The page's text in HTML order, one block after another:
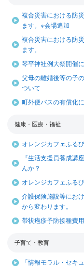
複合災害における防
ます。※会場追加
複合災害における防
ます。
琴平神社例大祭開催
父母の離婚後等の子
ついて
町外便バスの有償化
健康・医療・福祉
オレンジカフェふる
『生活支援員養成講
んか？
オレンジカフェふる
介護保険施設等にお
から変わります。
帯状疱疹予防接種費
子育て・教育
「情報モラル・セキ